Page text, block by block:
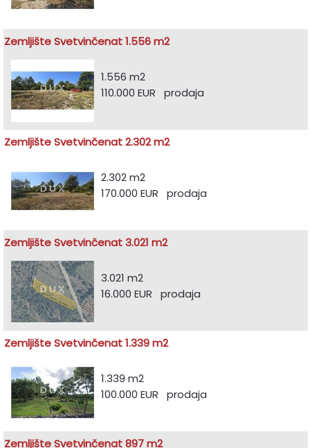
Zemljište Svetvinčenat 1.556 m2
1.556 m2
110.000 EUR prodaja
Zemljište Svetvinčenat 2.302 m2
2.302 m2
170.000 EUR prodaja
Zemljište Svetvinčenat 3.021 m2
3.021 m2
16.000 EUR prodaja
Zemljište Svetvinčenat 1.339 m2
1.339 m2
100.000 EUR prodaja
Zemljište Svetvinčenat 897 m2